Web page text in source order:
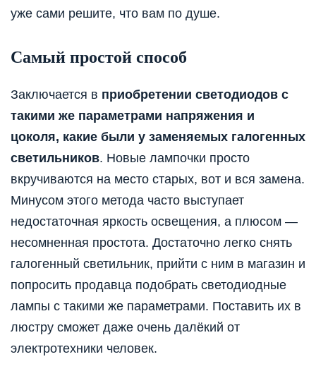
уже сами решите, что вам по душе.
Самый простой способ
Заключается в приобретении светодиодов с
такими же параметрами напряжения и
цоколя, какие были у заменяемых галогенных
светильников. Новые лампочки просто
вкручиваются на место старых, вот и вся замена.
Минусом этого метода часто выступает
недостаточная яркость освещения, а плюсом —
несомненная простота. Достаточно легко снять
галогенный светильник, прийти с ним в магазин и
попросить продавца подобрать светодиодные
лампы с такими же параметрами. Поставить их в
люстру сможет даже очень далёкий от
электротехники человек.